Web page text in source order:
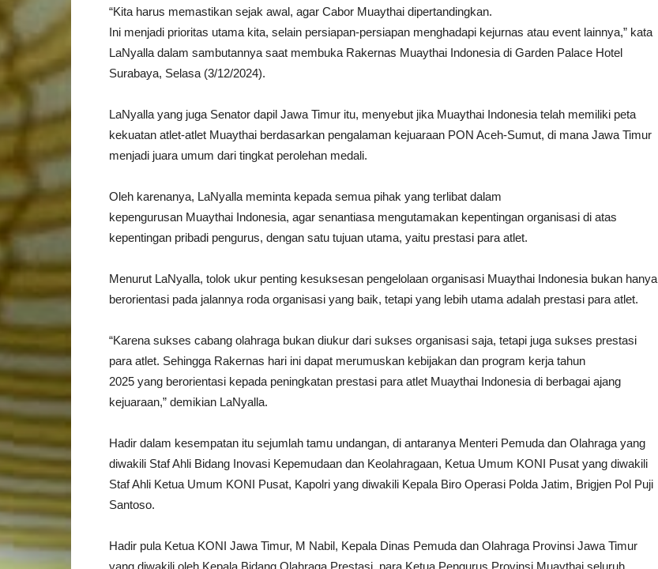
“Kita harus memastikan sejak awal, agar Cabor Muaythai dipertandingkan.
Ini menjadi prioritas utama kita, selain persiapan-persiapan menghadapi kejurnas atau event lainnya,” kata
LaNyalla dalam sambutannya saat membuka Rakernas Muaythai Indonesia di Garden Palace Hotel
Surabaya, Selasa (3/12/2024).
LaNyalla yang juga Senator dapil Jawa Timur itu, menyebut jika Muaythai Indonesia telah memiliki peta
kekuatan atlet-atlet Muaythai berdasarkan pengalaman kejuaraan PON Aceh-Sumut, di mana Jawa Timur
menjadi juara umum dari tingkat perolehan medali.
Oleh karenanya, LaNyalla meminta kepada semua pihak yang terlibat dalam
kepengurusan Muaythai Indonesia, agar senantiasa mengutamakan kepentingan organisasi di atas
kepentingan pribadi pengurus, dengan satu tujuan utama, yaitu prestasi para atlet.
Menurut LaNyalla, tolok ukur penting kesuksesan pengelolaan organisasi Muaythai Indonesia bukan hanya
berorientasi pada jalannya roda organisasi yang baik, tetapi yang lebih utama adalah prestasi para atlet.
“Karena sukses cabang olahraga bukan diukur dari sukses organisasi saja, tetapi juga sukses prestasi
para atlet. Sehingga Rakernas hari ini dapat merumuskan kebijakan dan program kerja tahun
2025 yang berorientasi kepada peningkatan prestasi para atlet Muaythai Indonesia di berbagai ajang
kejuaraan,” demikian LaNyalla.
Hadir dalam kesempatan itu sejumlah tamu undangan, di antaranya Menteri Pemuda dan Olahraga yang
diwakili Staf Ahli Bidang Inovasi Kepemudaan dan Keolahragaan, Ketua Umum KONI Pusat yang diwakili
Staf Ahli Ketua Umum KONI Pusat, Kapolri yang diwakili Kepala Biro Operasi Polda Jatim, Brigjen Pol Puji
Santoso.
Hadir pula Ketua KONI Jawa Timur, M Nabil, Kepala Dinas Pemuda dan Olahraga Provinsi Jawa Timur
yang diwakili oleh Kepala Bidang Olahraga Prestasi, para Ketua Pengurus Provinsi Muaythai seluruh